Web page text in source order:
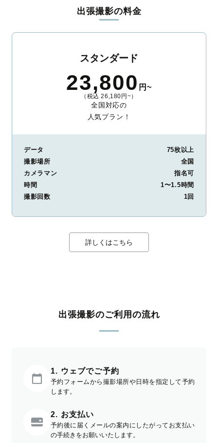
ィを身につけたプロのカメラマンが全国47都道府県に在籍してい
ます。創業10年のノウハウを活かし、思い出に残る素敵な撮影体
験をお届けします。
整。自然な雰囲気を残しつつも、おしゃれで洗練された仕上がり
に。きっと「こんな写真を撮ってほしかった！」と思える一枚に
出会えます。まずは、ラブグラフの撮影事例
出張撮影の料金
スタンダード
23,800 円~
（税込 26,180円~）
全国対応の
人気プラン！
データ
75枚以上
撮影場所
全国
カメラマン
指名可
時間
1〜1.5時間
撮影回数
1回
詳しくはこちら
出張撮影のご利用の流れ
1. ウェブでご予約
予約フォームから撮影場所や日時を指定して予約
します。
2. お支払い
予約後に届くメールの案内にしたがってお支払い
の手続きをお願いいたします。